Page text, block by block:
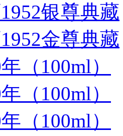
银尊典藏
金尊典藏
（100ml）
（100ml）
（100ml）